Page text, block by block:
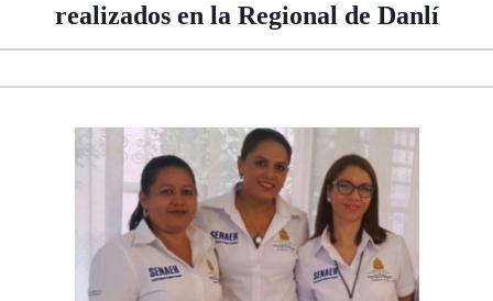
realizados en la Regional de Danlí